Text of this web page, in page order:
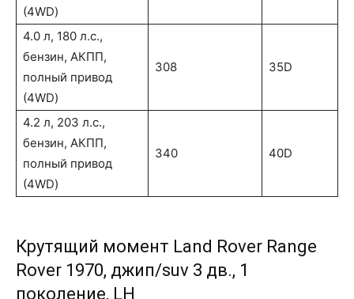
(4WD)
4.0 л, 180 л.с.,
бензин, АКПП,
полный привод
(4WD)
308 35D
4.2 л, 203 л.с.,
бензин, АКПП,
полный привод
(4WD)
340 40D
Крутящий момент Land Rover Range
Rover 1970, джип/suv 3 дв., 1
поколение, LH